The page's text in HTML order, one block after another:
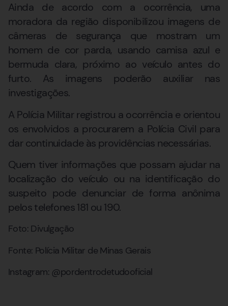
Ainda de acordo com a ocorrência, uma
moradora da região disponibilizou imagens de
câmeras de segurança que mostram um
homem de cor parda, usando camisa azul e
bermuda clara, próximo ao veículo antes do
furto. As imagens poderão auxiliar nas
investigações.
A Polícia Militar registrou a ocorrência e orientou
os envolvidos a procurarem a Polícia Civil para
dar continuidade às providências necessárias.
Quem tiver informações que possam ajudar na
localização do veículo ou na identificação do
suspeito pode denunciar de forma anônima
pelos telefones 181 ou 190.
Foto: Divulgação
Fonte: Polícia Militar de Minas Gerais
Instagram: @pordentrodetudooficial